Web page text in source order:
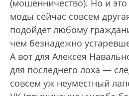
(мошенничество). Но и
моды сейчас совсем
подойдет любому
чем безнадежно
А вот для Алексея
для последнего лоха —
совсем уж неуместный